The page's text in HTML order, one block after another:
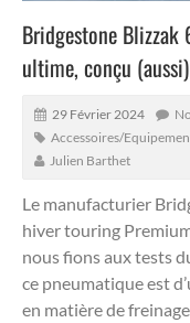
Bridgestone Blizzak
ultime, conçu
29 Février 2024
Accessoires/
Julien Barthet
Le manufacturier
hiver touring
nous fions aux tests
ce pneumatique est
en matière de